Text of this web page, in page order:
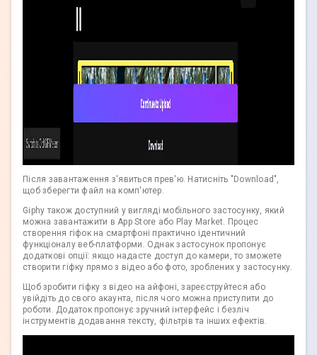
Після завантаження з'явиться прев'ю. Натисніть "Download",
щоб зберегти файл на комп'ютер.
Giphy також доступний у вигляді мобільного застосунку, який
можна завантажити в App Store або Play Market. Процес
створення гіфок на смартфоні практично ідентичний
функціоналу веб-платформи. Однак застосунок пропонує
додаткові опції: якщо надасте доступ до камери, то зможете
створити гіфку прямо з відео або фото, зроблених у застосунку.
Щоб зробити гіфку з відео на айфоні, зареєструйтеся або
увійдіть до свого акаунта, після чого можна приступити до
роботи. Додаток пропонує зручний інтерфейс і безліч
інструментів додавання тексту, фільтрів та інших ефектів.